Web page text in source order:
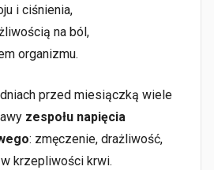
i ciśnienia,
na ból,
organizmu.
przed miesiączką wiele
zespołu napięcia
: zmęczenie, drażliwość,
krzepliwości krwi.